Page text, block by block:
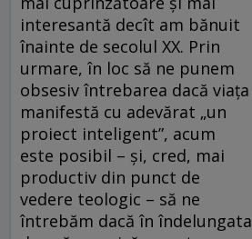
interesantă decît am bănuit
înainte de secolul XX. Prin
urmare, în loc să ne punem
obsesiv întrebarea dacă viața
manifestă cu adevărat „un
proiect inteligent”, acum
este posibil – și, cred, mai
productiv din punct de
vedere teologic – să ne
întrebăm dacă în îndelungata